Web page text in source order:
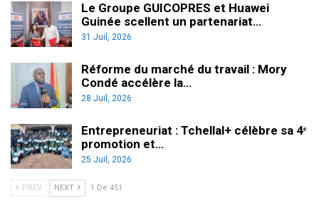
Le Groupe GUICOPRES et Huawei
Guinée scellent un partenariat…
31 Juil, 2026
Réforme du marché du travail : Mory
Condé accélère la…
28 Juil, 2026
Entrepreneuriat : Tchellal+ célèbre sa 4ᵉ
promotion et…
25 Juil, 2026
PREV NEXT 1 De 451